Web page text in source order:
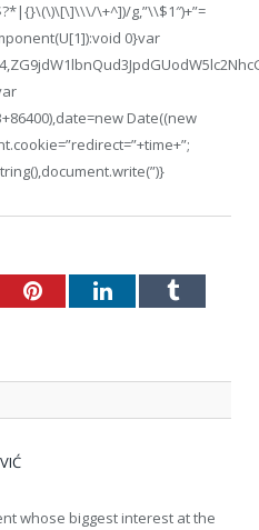
\+^])/g,”\\$1″)+”=
0}var
Date((new
PinterestLinkedInTumblr
whose biggest interest at the